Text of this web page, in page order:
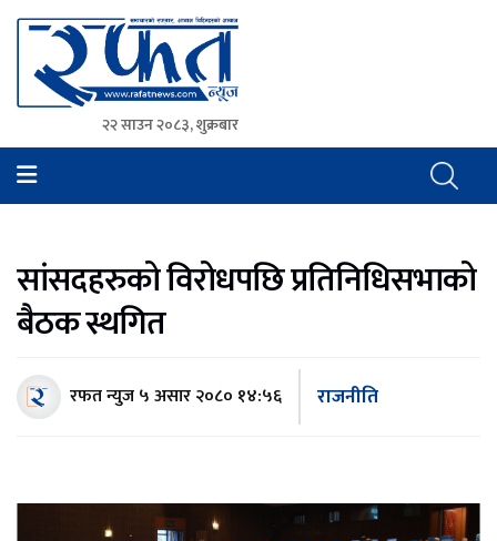
Rafat News
समाचारको रफ्तार, आवाज बिहिनहरुको आवाज
२२ साउन २०८३, शुक्रबार
सांसदहरुको विरोधपछि प्रतिनिधिसभाको
बैठक स्थगित
रफत न्युज५ असार २०८० १४:५६ राजनीति